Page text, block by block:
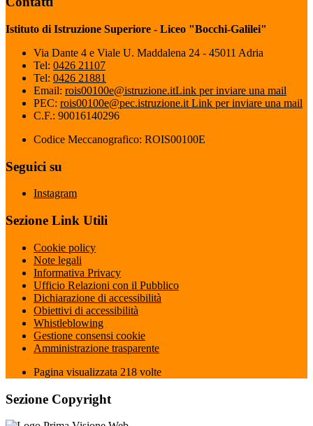
Istituto di Istruzione Superiore - Liceo "Bocchi-Galilei"
Via Dante 4 e Viale U. Maddalena 24 - 45011 Adria
Tel: 0426 21107
Tel: 0426 21881
Email: rois00100e@istruzione.itLink per inviare una mail
PEC: rois00100e@pec.istruzione.it Link per inviare una mail
C.F.: 90016140296
Codice Meccanografico: ROIS00100E
Seguici su
Instagram
Sezione Link Utili
Cookie policy
Note legali
Informativa Privacy
Ufficio Relazioni con il Pubblico
Dichiarazione di accessibilità
Obiettivi di accessibilità
Whistleblowing
Gestione consensi cookie
Amministrazione trasparente
Pagina visualizzata 218 volte
Sezione Copyright